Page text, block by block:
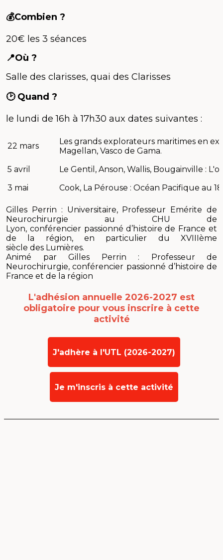
💰Combien ?
20€ les 3 séances
📍Où ?
Salle des clarisses, quai des Clarisses
🕑 Quand ?
le lundi de 16h à 17h30 aux dates suivantes :
22 mars
Les grands explorateurs maritimes en
Magellan, Vasco de Gama.
5 avril
Le Gentil, Anson, Wallis, Bougainville :
3 mai
Cook, La Pérouse : Océan Pacifique au
Gilles Perrin : Universitaire, Professeur Emérite de
Neurochirurgie au CHU de
Lyon, conférencier passionné d’histoire de France et
de la région, en particulier du XVIIIème
siècle des Lumières.
Animé par Gilles Perrin : Professeur de
Neurochirurgie, conférencier passionné d’histoire de
France et de la région
L'adhésion annuelle 2026-2027 est
obligatoire pour vous inscrire à cette
activité
J'adhère à l'UTL (2026-2027)
Je m'inscris à cette activité